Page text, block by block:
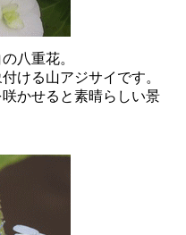
八重花。
ける山アジサイです。
かせると素晴らしい景